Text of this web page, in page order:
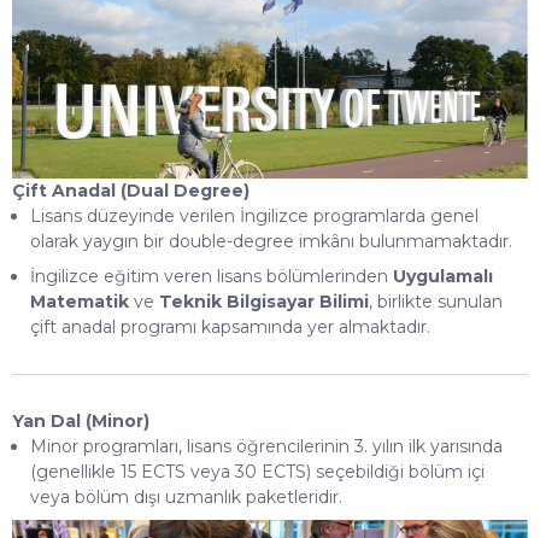
Çift Anadal (Dual Degree)
Lisans düzeyinde verilen İngilizce programlarda genel
olarak yaygın bir double-degree imkânı bulunmamaktadır.
İngilizce eğitim veren lisans bölümlerinden Uygulamalı
Matematik ve Teknik Bilgisayar Bilimi, birlikte sunulan
çift anadal programı kapsamında yer almaktadır.
Yan Dal (Minor)
Minor programları, lisans öğrencilerinin 3. yılın ilk yarısında
(genellikle 15 ECTS veya 30 ECTS) seçebildiği bölüm içi
veya bölüm dışı uzmanlık paketleridir.